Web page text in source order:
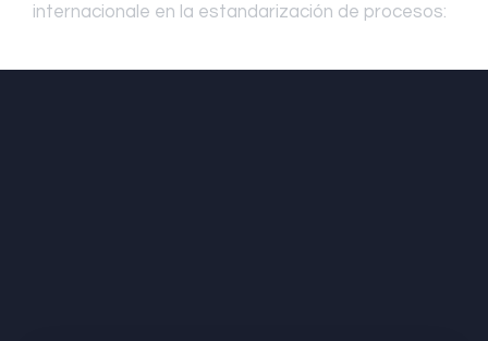
internacionale en la estandarización de procesos: